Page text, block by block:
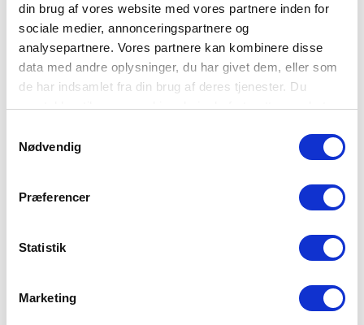
din brug af vores website med vores partnere inden for
sociale medier, annonceringspartnere og
analysepartnere. Vores partnere kan kombinere disse
data med andre oplysninger, du har givet dem, eller som
de har indsamlet fra din brug af deres tjenester. Du
samtykker til vores cookies, hvis du fortsætter med at
Nødvendig
Præferencer
Statistik
Marketing
Ved at vurdere situationen tidligt, får du et bedre grundlag for at
træffe de rette beslutninger.
Hvis strøm, internet og mobilnetværk er ude af drift, sender
myndighederne information til borgerne via FM-kanalerne.
Hvad skal man være opmærksom på ift. radioen?